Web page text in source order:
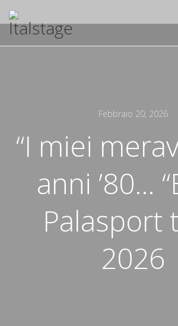
Febbraio 20, 2026
“I miei
anni ’80…
Palasport
2026